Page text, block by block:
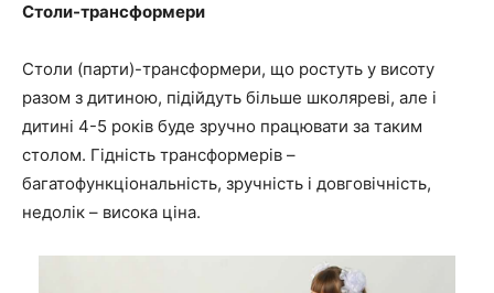
Столи-трансформери
Столи (парти)-трансформери, що ростуть у висоту
разом з дитиною, підійдуть більше школяреві, але і
дитині 4-5 років буде зручно працювати за таким
столом. Гідність трансформерів –
багатофункціональність, зручність і довговічність,
недолік – висока ціна.